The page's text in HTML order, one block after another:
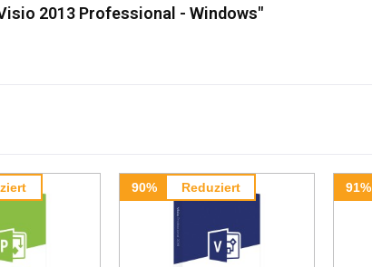
2013 Professional - Windows"
90% Reduziert 91%